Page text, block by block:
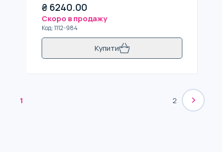
₴ 6240.00
Скоро в продажу
Код:1112-984
Купити
1 2